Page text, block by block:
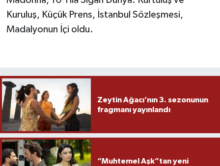
Kuruluş, Küçük Prens, İstanbul Sözleşmesi,
Madalyonun İçi oldu.
Zeytin Ağacı’nın 3. sezonunun
fragmanı yayınlandı
“Muhtemel Aşk”tan yeni